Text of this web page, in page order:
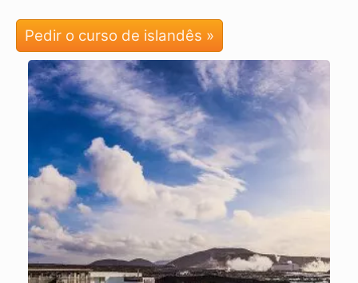
Pedir o curso de islandês »